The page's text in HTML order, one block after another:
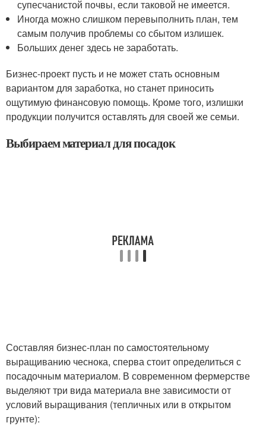
супесчанистой почвы, если таковой не имеется.
Иногда можно слишком перевыполнить план, тем
самым получив проблемы со сбытом излишек.
Больших денег здесь не заработать.
Бизнес-проект пусть и не может стать основным
вариантом для заработка, но станет приносить
ощутимую финансовую помощь. Кроме того, излишки
продукции получится оставлять для своей же семьи.
Выбираем материал для посадок
Составляя бизнес-план по самостоятельному
выращиванию чеснока, сперва стоит определиться с
посадочным материалом. В современном фермерстве
выделяют три вида материала вне зависимости от
условий выращивания (тепличных или в открытом
грунте):